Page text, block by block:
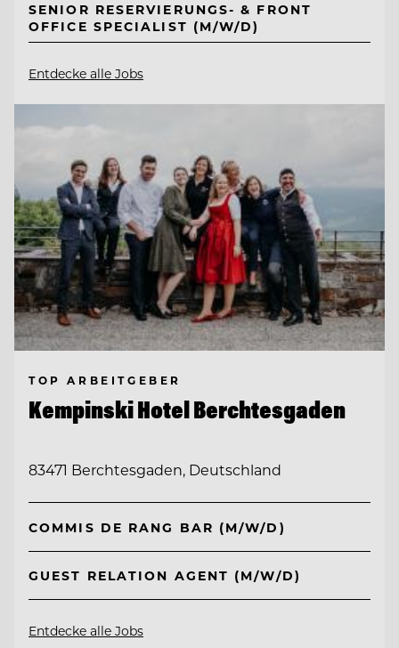
SENIOR RESERVIERUNGS- & FRONT
OFFICE SPECIALIST (M/W/D)
Entdecke alle Jobs
TOP ARBEITGEBER
Kempinski Hotel Berchtesgaden
83471 Berchtesgaden, Deutschland
COMMIS DE RANG BAR (M/W/D)
GUEST RELATION AGENT (M/W/D)
Entdecke alle Jobs